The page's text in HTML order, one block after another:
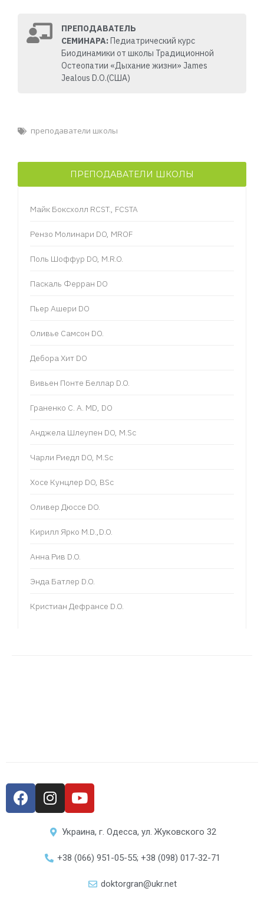
ПРЕПОДАВАТЕЛЬ
СЕМИНАРА: Педиатрический курс
Биодинамики от школы Традиционной
Остеопатии «Дыхание жизни» James
Jealous D.O.(США)
преподаватели школы
ПРЕПОДАВАТЕЛИ ШКОЛЫ
Майк Боксхолл RCST., FCSTA
Рензо Молинари DO, MROF
Поль Шоффур DO, M.R.O.
Паскаль Ферран DO
Пьер Ашери DO
Оливье Самсон DO.
Дебора Хит DO
Вивьен Понте Беллар D.O.
Граненко С. А. MD, DO
Анджела Шлеупен DO, M.Sc
Чарли Риедл DO, M.Sc
Хосе Кунцлер DO, BSc
Оливер Дюссе DO.
Кирилл Ярко M.D.,D.O.
Анна Рив D.O.
Энда Батлер D.O.
Кристиан Дефрансе D.O.
Украина, г. Одесса, ул. Жуковского 32
+38 (066) 951-05-55; +38 (098) 017-32-71
doktorgran@ukr.net